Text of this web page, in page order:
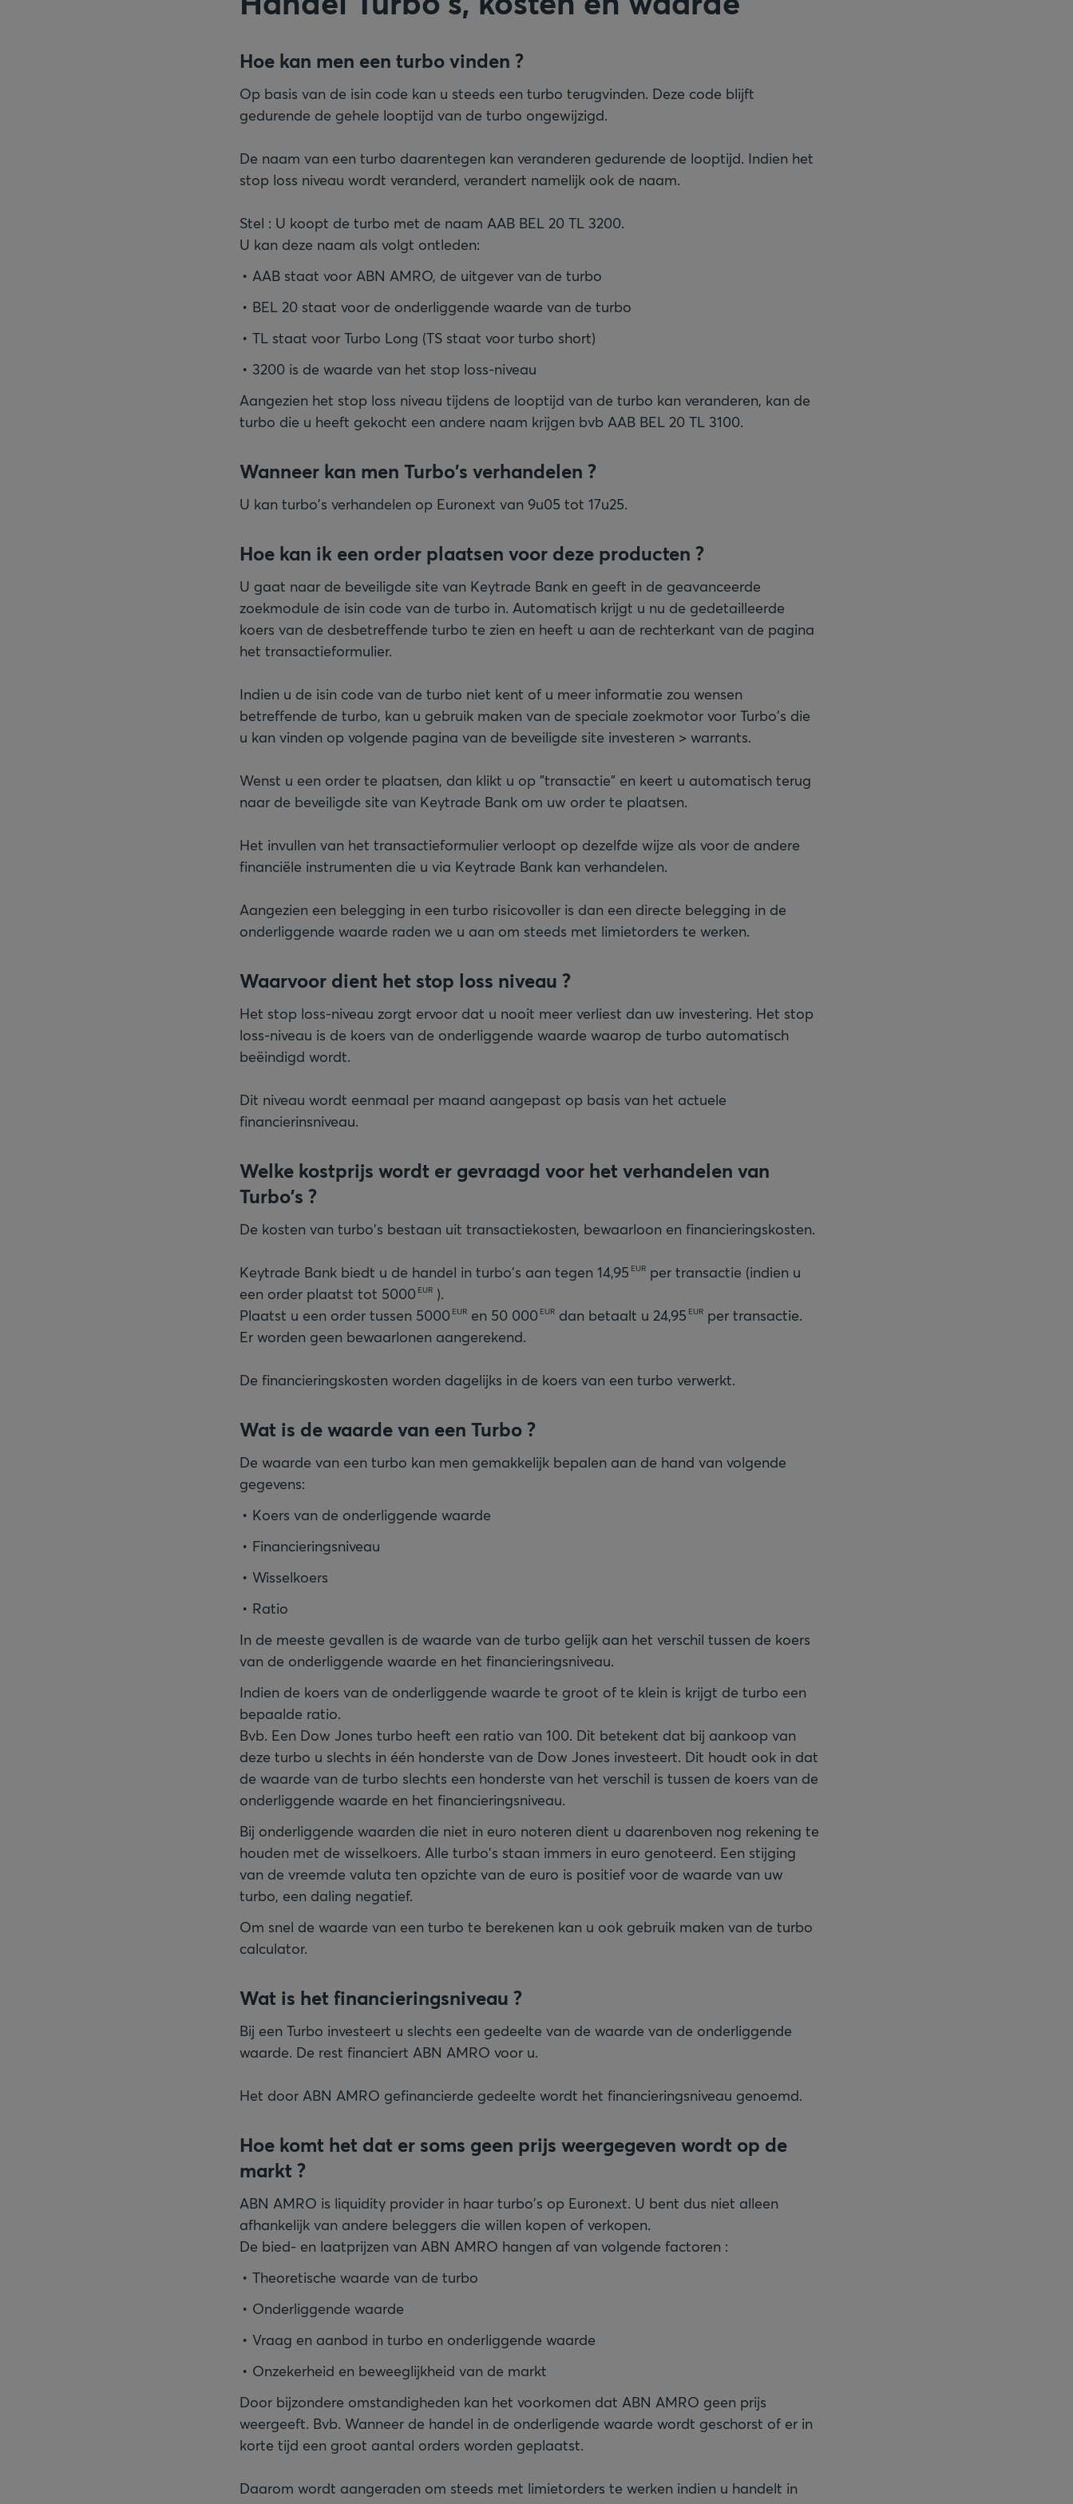
Hoe kan men een turbo vinden ?
Op basis van de isin code kan u steeds een turbo terugvinden. Deze code blijft
gedurende de gehele looptijd van de turbo ongewijzigd.
De naam van een turbo daarentegen kan veranderen gedurende de looptijd. Indien het
stop loss niveau wordt veranderd, verandert namelijk ook de naam.
Stel : U koopt de turbo met de naam AAB BEL 20 TL 3200.
U kan deze naam als volgt ontleden:
AAB staat voor ABN AMRO, de uitgever van de turbo
BEL 20 staat voor de onderliggende waarde van de turbo
TL staat voor Turbo Long (TS staat voor turbo short)
3200 is de waarde van het stop loss-niveau
Aangezien het stop loss niveau tijdens de looptijd van de turbo kan veranderen, kan de
turbo die u heeft gekocht een andere naam krijgen bvb AAB BEL 20 TL 3100.
Wanneer kan men Turbo's verhandelen ?
U kan turbo's verhandelen op Euronext van 9u05 tot 17u25.
Hoe kan ik een order plaatsen voor deze producten ?
U gaat naar de beveiligde site van Keytrade Bank en geeft in de geavanceerde
zoekmodule de isin code van de turbo in. Automatisch krijgt u nu de gedetailleerde
koers van de desbetreffende turbo te zien en heeft u aan de rechterkant van de pagina
het transactieformulier.
Indien u de isin code van de turbo niet kent of u meer informatie zou wensen
betreffende de turbo, kan u gebruik maken van de speciale zoekmotor voor Turbo's die
u kan vinden op volgende pagina van de beveiligde site investeren > warrants.
Wenst u een order te plaatsen, dan klikt u op "transactie" en keert u automatisch terug
naar de beveiligde site van Keytrade Bank om uw order te plaatsen.
Het invullen van het transactieformulier verloopt op dezelfde wijze als voor de andere
financiële instrumenten die u via Keytrade Bank kan verhandelen.
Aangezien een belegging in een turbo risicovoller is dan een directe belegging in de
onderliggende waarde raden we u aan om steeds met limietorders te werken.
Waarvoor dient het stop loss niveau ?
Het stop loss-niveau zorgt ervoor dat u nooit meer verliest dan uw investering. Het stop
loss-niveau is de koers van de onderliggende waarde waarop de turbo automatisch
beëindigd wordt.
Dit niveau wordt eenmaal per maand aangepast op basis van het actuele
financierinsniveau.
Welke kostprijs wordt er gevraagd voor het verhandelen van
Turbo's ?
De kosten van turbo's bestaan uit transactiekosten, bewaarloon en financieringskosten.
Keytrade Bank biedt u de handel in turbo's aan tegen 14,95 EUR per transactie (indien u
een order plaatst tot 5000 EUR ).
Plaatst u een order tussen 5000 EUR en 50 000 EUR dan betaalt u 24,95 EUR per transactie.
Er worden geen bewaarlonen aangerekend.
De financieringskosten worden dagelijks in de koers van een turbo verwerkt.
Wat is de waarde van een Turbo ?
De waarde van een turbo kan men gemakkelijk bepalen aan de hand van volgende
gegevens:
Koers van de onderliggende waarde
Financieringsniveau
Wisselkoers
Ratio
In de meeste gevallen is de waarde van de turbo gelijk aan het verschil tussen de koers
van de onderliggende waarde en het financieringsniveau.
Indien de koers van de onderliggende waarde te groot of te klein is krijgt de turbo een
bepaalde ratio.
Bvb. Een Dow Jones turbo heeft een ratio van 100. Dit betekent dat bij aankoop van
deze turbo u slechts in één honderste van de Dow Jones investeert. Dit houdt ook in dat
de waarde van de turbo slechts een honderste van het verschil is tussen de koers van de
onderliggende waarde en het financieringsniveau.
Bij onderliggende waarden die niet in euro noteren dient u daarenboven nog rekening te
houden met de wisselkoers. Alle turbo's staan immers in euro genoteerd. Een stijging
van de vreemde valuta ten opzichte van de euro is positief voor de waarde van uw
turbo, een daling negatief.
Om snel de waarde van een turbo te berekenen kan u ook gebruik maken van de turbo
calculator.
Wat is het financieringsniveau ?
Bij een Turbo investeert u slechts een gedeelte van de waarde van de onderliggende
waarde. De rest financiert ABN AMRO voor u.
Het door ABN AMRO gefinancierde gedeelte wordt het financieringsniveau genoemd.
Hoe komt het dat er soms geen prijs weergegeven wordt op de
markt ?
ABN AMRO is liquidity provider in haar turbo's op Euronext. U bent dus niet alleen
afhankelijk van andere beleggers die willen kopen of verkopen.
De bied- en laatprijzen van ABN AMRO hangen af van volgende factoren :
Theoretische waarde van de turbo
Onderliggende waarde
Vraag en aanbod in turbo en onderliggende waarde
Onzekerheid en beweeglijkheid van de markt
Door bijzondere omstandigheden kan het voorkomen dat ABN AMRO geen prijs
weergeeft. Bvb. Wanneer de handel in de onderligende waarde wordt geschorst of er in
korte tijd een groot aantal orders worden geplaatst.
Daarom wordt aangeraden om steeds met limietorders te werken indien u handelt in